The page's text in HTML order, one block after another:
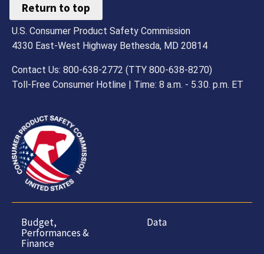
Return to top
U.S. Consumer Product Safety Commission
4330 East-West Highway Bethesda, MD 20814
Contact Us: 800-638-2772 (TTY 800-638-8270)
Toll-Free Consumer Hotline | Time: 8 a.m. - 5.30. p.m. ET
Budget,
Performances &
Finance
Data